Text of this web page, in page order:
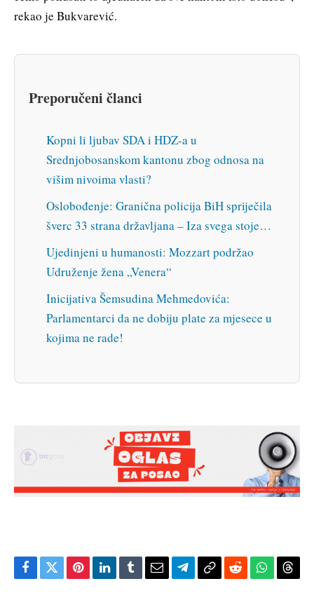
rekao je Bukvarević.
Preporučeni članci
Kopni li ljubav SDA i HDZ-a u
Srednjobosanskom kantonu zbog odnosa na
višim nivoima vlasti?
Oslobođenje: Granična policija BiH spriječila
šverc 33 strana državljana – Iza svega stoje…
Ujedinjeni u humanosti: Mozzart podržao
Udruženje žena „Venera“
Inicijativa Šemsudina Mehmedovića:
Parlamentarci da ne dobiju plate za mjesece u
kojima ne rade!
Facebook
TwitterPinterestLinkedIn
TumblrEmailTelegram
CopyReddit